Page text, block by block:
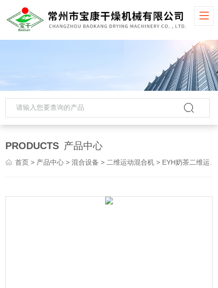
PRODUCTS 产品中心
首页 > 产品中心 >混合设备 > 二维运动混合机 > EYH奶茶二维运动混合机